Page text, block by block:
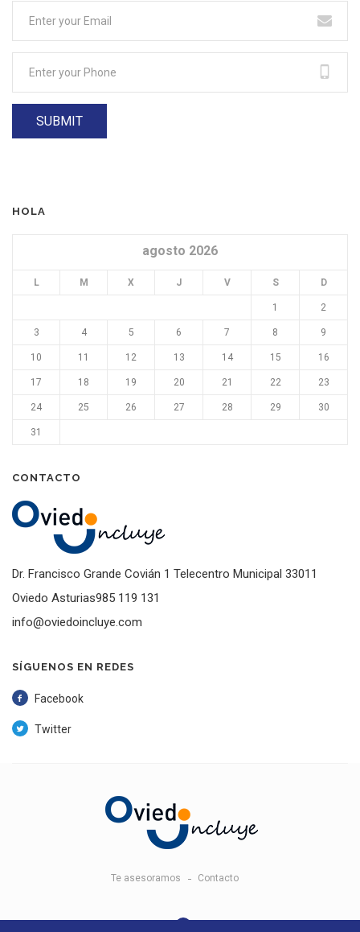
HOLA
agosto 2026
L M X J V S D
1 2
3 4 5 6 7 8 9
10 11 12 13 14 15 16
17 18 19 20 21 22 23
24 25 26 27 28 29 30
31
CONTACTO
Dr. Francisco Grande Covián 1 Telecentro Municipal 33011
Oviedo Asturias985 119 131
info@oviedoincluye.com
SÍGUENOS EN REDES
Facebook
Twitter
Te asesoramos Contacto